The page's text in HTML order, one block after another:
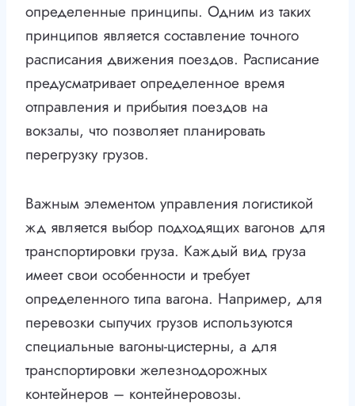
определенные принципы. Одним из таких
принципов является составление точного
расписания движения поездов. Расписание
предусматривает определенное время
отправления и прибытия поездов на
вокзалы, что позволяет планировать
перегрузку грузов.
Важным элементом управления логистикой
жд является выбор подходящих вагонов для
транспортировки груза. Каждый вид груза
имеет свои особенности и требует
определенного типа вагона. Например, для
перевозки сыпучих грузов используются
специальные вагоны-цистерны, а для
транспортировки железнодорожных
контейнеров – контейнеровозы.